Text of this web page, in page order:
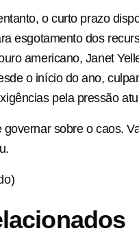
o curto prazo
esgotamento dos
americano, Janet
o início do ano,
pela pressão
governar sobre o caos.